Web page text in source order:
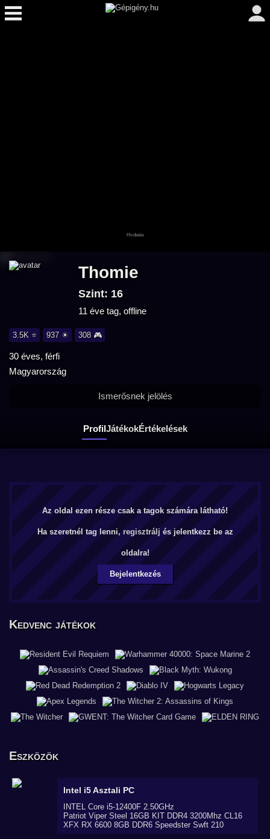
Thomie
Szint: 16
11 éve tag, offline
3.5K ⭐ 937 ☀ 308 🎮
30 éves, férfi
Magyarország
ProfilJátékokÉrtékelések
Ismerősnek jelölés
Az oldal ezen része csak a tagok számára látható!
Ha szeretnél tag lenni, regisztrálj és jelentkezz be az
oldalra!
Bejelentkezés
Kedvenc játékok
Eszközök
Intel i5Asztali PC
INTEL Core i5-12400F 2.50GHz
Patriot Viper Steel 16GB KIT DDR4 3200Mhz CL16
XFX RX 6600 8GB DDR6 Speedster Swft 210